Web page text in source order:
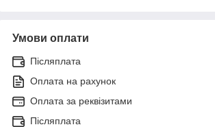
Умови оплати
Післяплата
Оплата на рахунок
Оплата за реквізитами
Післяплата